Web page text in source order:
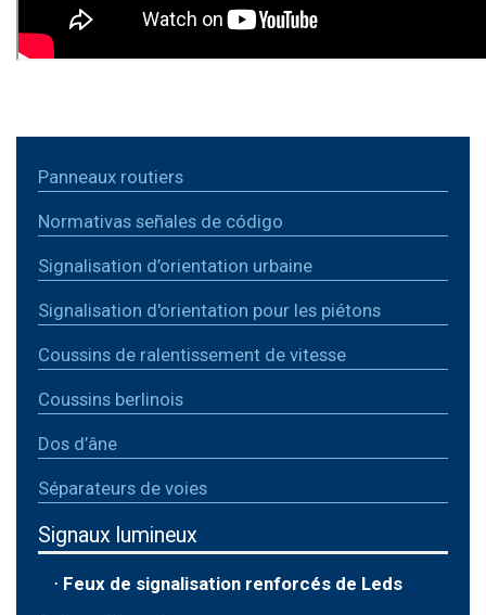
Panneaux routiers
Normativas señales de código
Signalisation d’orientation urbaine
Signalisation d'orientation pour les piétons
Coussins de ralentissement de vitesse
Coussins berlinois
Dos d’âne
Séparateurs de voies
Signaux lumineux
⋅ Feux de signalisation renforcés de Leds